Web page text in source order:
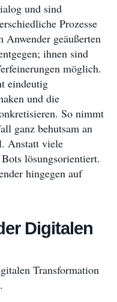
und sind
Prozesse
Anwender geäußerten
ihnen sind
möglich.
eindeutig
und die
So nimmt
ganz behutsam an
Anstatt viele
lösungsorientiert.
hingegen auf
Digitalen
Transformation